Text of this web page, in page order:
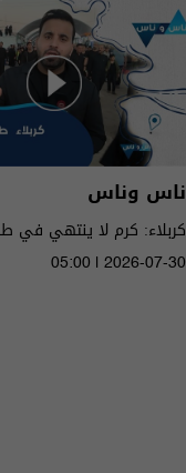
ناس وناس
كربلاء: كرم لا ينتهي في
05:00 | 2026-07-30